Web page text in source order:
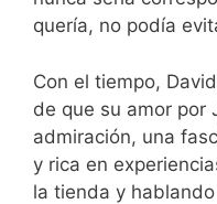
quería, no podía
Con el tiempo,
de que su amor por
admiración, una
y rica en
la tienda y